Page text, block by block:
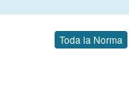
Toda la Norma